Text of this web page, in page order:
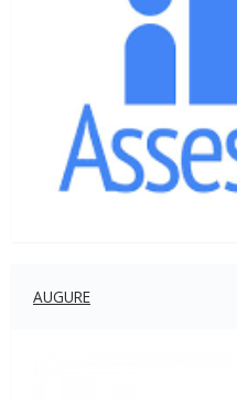
AUGURE